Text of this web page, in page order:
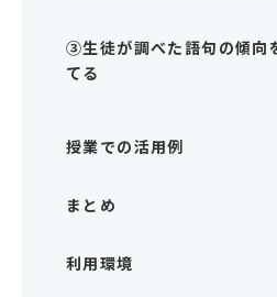
③生徒が調べた語句の傾向
てる
授業での活用例
まとめ
利用環境